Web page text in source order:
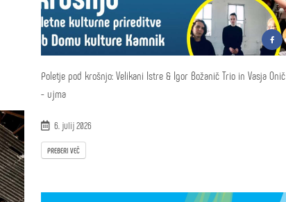
Poletje pod krošnjo: Velikani Istre & Igor Božanič Trio in Vasja Onič
- ujma
6. julij 2026
PREBERI VEČ